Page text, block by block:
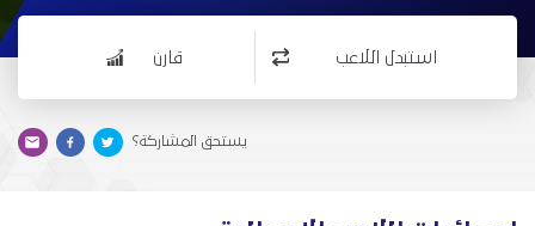
استبدل اللاعب قارن
يستحق المشاركة؟